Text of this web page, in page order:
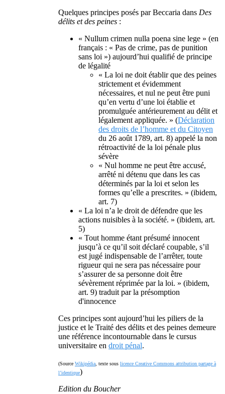
Quelques principes posés par Beccaria dans Des
délits et des peines :
« Nullum crimen nulla poena sine lege » (en
français : « Pas de crime, pas de punition
sans loi ») aujourd’hui qualifié de principe
de légalité
« La loi ne doit établir que des peines
strictement et évidemment
nécessaires, et nul ne peut être puni
qu’en vertu d’une loi établie et
promulguée antérieurement au délit et
légalement appliquée. » (Déclaration
des droits de l’homme et du Citoyen
du 26 août 1789, art. 8) appelé la non
rétroactivité de la loi pénale plus
sévère
« Nul homme ne peut être accusé,
arrêté ni détenu que dans les cas
déterminés par la loi et selon les
formes qu’elle a prescrites. » (ibidem,
art. 7)
« La loi n’a le droit de défendre que les
actions nuisibles à la société. » (ibidem, art.
5)
« Tout homme étant présumé innocent
jusqu’à ce qu’il soit déclaré coupable, s’il
est jugé indispensable de l’arrêter, toute
rigueur qui ne sera pas nécessaire pour
s’assurer de sa personne doit être
sévèrement réprimée par la loi. » (ibidem,
art. 9) traduit par la présomption
d'innocence
Ces principes sont aujourd’hui les piliers de la
justice et le Traité des délits et des peines demeure
une référence incontournable dans le cursus
universitaire en droit pénal.
(Source Wikipédia , texte sous licence Creative Commons attribution partage à
l’identique)
Edition du Boucher